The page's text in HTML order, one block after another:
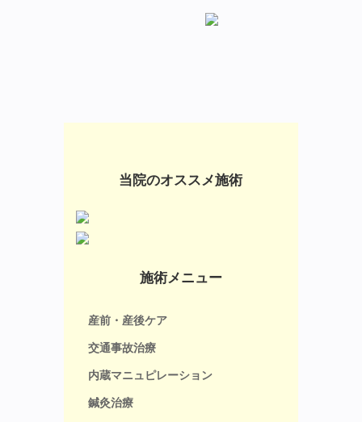
当院のオススメ施術
施術メニュー
産前・産後ケア
交通事故治療
内蔵マニュピレーション
鍼灸治療